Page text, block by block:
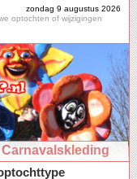
zondag 9 augustus 2026
optochten of wijzigingen
Carnavalskleding